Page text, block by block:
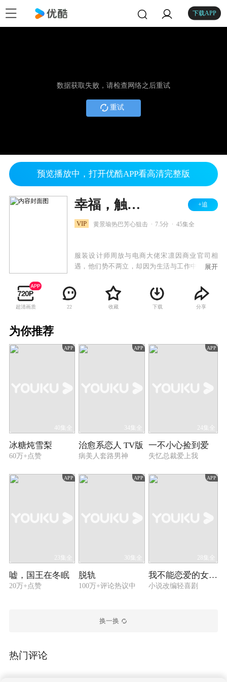
下载APP
数据获取失败，请检查网络之后重试
重试
预览播放中，打开优酷APP看高清完整版
幸福，触手可及！ DVD版 +追
VIP 黄景瑜热巴芳心狙击 7.5分 45集全
服装设计师周放与电商大佬宋凛因商业官司相
遇，他们势不两立，却因为生活与工作中的种种
不断，矛盾丛生。但在相互较劲的过程中获得成
长，同时在对方身上找到了内心的所属，渐渐相
爱。周放与宋凛彼此支撑着也彼此嫌弃着，他们
模式，在事业上获得了新的突破。
展开
超清画质 22 收藏 下载 分享
为你推荐
APP
40集全
冰糖炖雪梨
60万+点赞
APP
34集全
治愈系恋人 TV版
病美人套路男神
APP
24集全
一不小心捡到爱
失忆总裁爱上我
APP
23集全
嘘，国王在冬眠
20万+点赞
APP
30集全
脱轨
100万+评论热议中
APP
28集全
我不能恋爱的女朋友
小说改编轻喜剧
换一换
热门评论